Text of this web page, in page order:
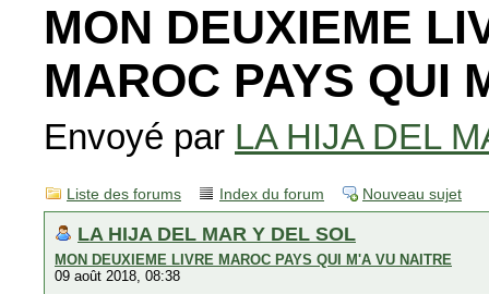
MON DEUXIEME
MAROC PAYS QUI
Envoyé par LA HIJA DEL
Liste des forums Index du forum Nouveau sujet
LA HIJA DEL MAR Y DEL SOL
MON DEUXIEME LIVRE MAROC PAYS QUI M'A VU NAITRE
09 août 2018, 08:38